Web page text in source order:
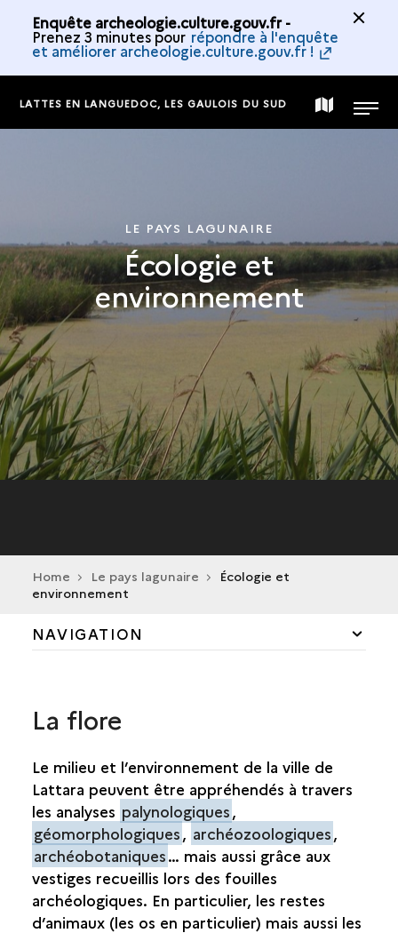
Enquête archeologie.culture.gouv.fr -
Prenez 3 minutes pour répondre à l'enquête
et améliorer archeologie.culture.gouv.fr !
LATTES EN LANGUEDOC, LES GAULOIS DU SUD CARTE
COLLECTION
MENU
LE PAYS LAGUNAIRE
Écologie et
environnement
Home Le pays lagunaire
Écologie et
environnement
NAVIGATION
ÉCOLOGIE ET ENVIRONNEMENT
L'AGRICULTURE
L'ÉLEVAGE ET LA CHASSE
LA PÊCHE
LES SITES PROTOHISTORIQUES DU MIDI
La flore
Le milieu et l’environnement de la ville de
Lattara peuvent être appréhendés à travers
les analyses palynologiques,
géomorphologiques, archéozoologiques,
archéobotaniques… mais aussi grâce aux
vestiges recueillis lors des fouilles
archéologiques. En particulier, les restes
d’animaux (les os en particulier) mais aussi les